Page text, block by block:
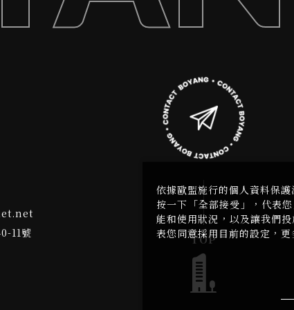
11號
TOP
依據歐盟施行的個人資料保
按一下「全部接受」，代表
能和使用狀況，以及讓我們
表您同意採用目前的設定，更